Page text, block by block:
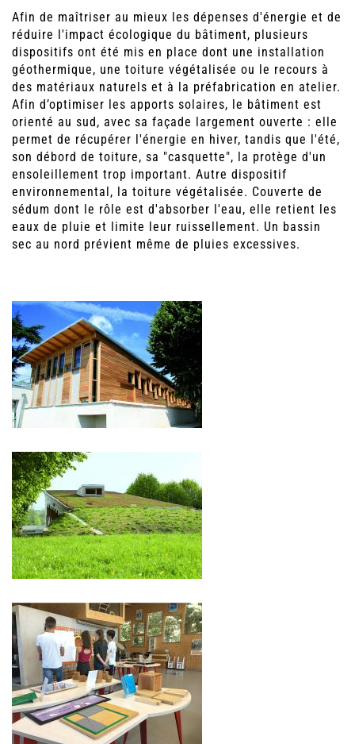
Afin de maîtriser au mieux les dépenses d'énergie et de
réduire l'impact écologique du bâtiment, plusieurs
dispositifs ont été mis en place dont une installation
géothermique, une toiture végétalisée ou le recours à
des matériaux naturels et à la préfabrication en atelier.
Afin d’optimiser les apports solaires, le bâtiment est
orienté au sud, avec sa façade largement ouverte : elle
permet de récupérer l'énergie en hiver, tandis que l'été,
son débord de toiture, sa "casquette", la protège d'un
ensoleillement trop important. Autre dispositif
environnemental, la toiture végétalisée. Couverte de
sédum dont le rôle est d'absorber l'eau, elle retient les
eaux de pluie et limite leur ruissellement. Un bassin
sec au nord prévient même de pluies excessives.